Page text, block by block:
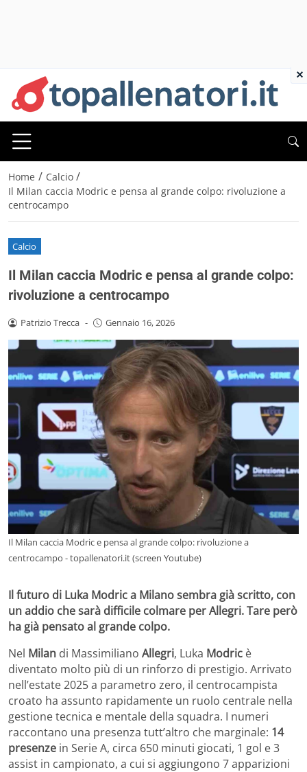
Home / Calcio /
Il Milan caccia Modric e pensa al grande colpo: rivoluzione a
centrocampo
Calcio
Il Milan caccia Modric e pensa al grande colpo:
rivoluzione a centrocampo
Patrizio Trecca - Gennaio 16, 2026
Il Milan caccia Modric e pensa al grande colpo: rivoluzione a
centrocampo - topallenatori.it (screen Youtube)
Il futuro di Luka Modric a Milano sembra già scritto, con
un addio che sarà difficile colmare per Allegri. Tare però
ha già pensato al grande colpo.
Nel Milan di Massimiliano Allegri, Luka Modric è
diventato molto più di un rinforzo di prestigio. Arrivato
nell’estate 2025 a parametro zero, il centrocampista
croato ha assunto rapidamente un ruolo centrale nella
gestione tecnica e mentale della squadra. I numeri
raccontano una presenza tutt’altro che marginale: 14
presenze in Serie A, circa 650 minuti giocati, 1 gol e 3
assist in campionato, a cui si aggiungono 7 apparizioni
×